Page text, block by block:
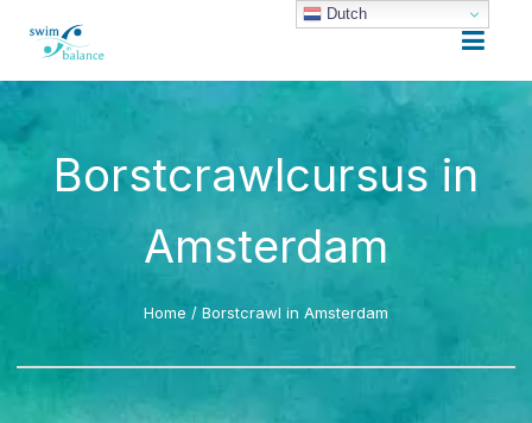
Borstcrawlcursus in
Amsterdam
Home / Borstcrawl in Amsterdam
Dutch